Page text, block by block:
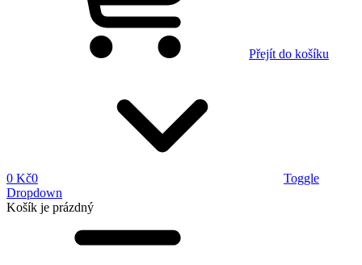
Přejít do košíku
0 Kč0
Toggle
Dropdown
Košík je prázdný